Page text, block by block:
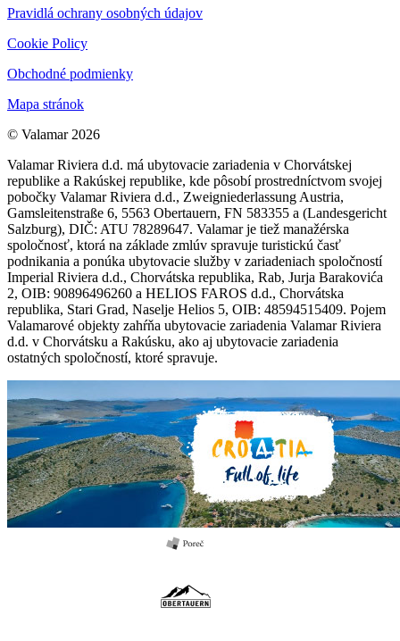
Pravidlá ochrany osobných údajov
Cookie Policy
Obchodné podmienky
Mapa stránok
© Valamar 2026
Valamar Riviera d.d. má ubytovacie zariadenia v Chorvátskej
republike a Rakúskej republike, kde pôsobí prostredníctvom svojej
pobočky Valamar Riviera d.d., Zweigniederlassung Austria,
Gamsleitenstraße 6, 5563 Obertauern, FN 583355 a (Landesgericht
Salzburg), DIČ: ATU 78289647. Valamar je tiež manažérska
spoločnosť, ktorá na základe zmlúv spravuje turistickú časť
podnikania a ponúka ubytovacie služby v zariadeniach spoločností
Imperial Riviera d.d., Chorvátska republika, Rab, Jurja Barakovića
2, OIB: 90896496260 a HELIOS FAROS d.d., Chorvátska
republika, Stari Grad, Naselje Helios 5, OIB: 48594515409. Pojem
Valamarové objekty zahŕňa ubytovacie zariadenia Valamar Riviera
d.d. v Chorvátsku a Rakúsku, ako aj ubytovacie zariadenia
ostatných spoločností, ktoré spravuje.